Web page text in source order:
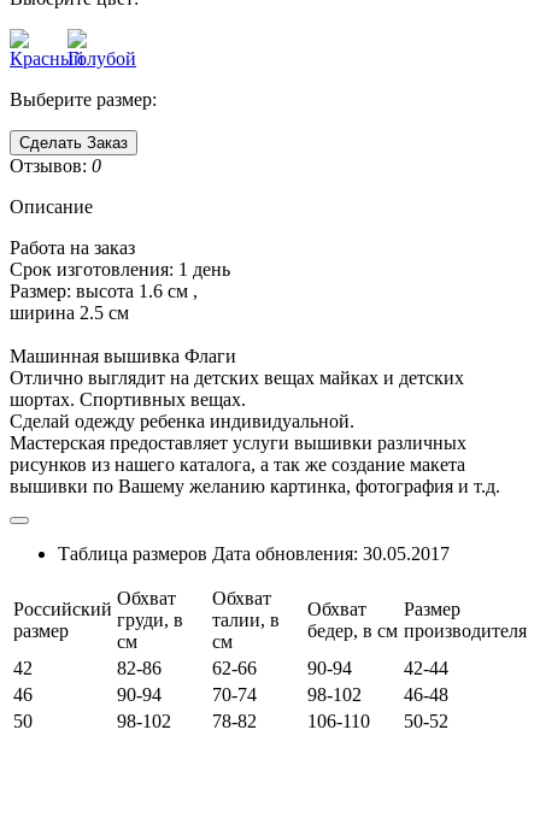
Выберите размер:
Сделать Заказ
Отзывов: 0
Описание
Работа на заказ
Срок изготовления: 1 день
Размер: высота 1.6 см ,
ширина 2.5 см
Машинная вышивка Флаги
Отлично выглядит на детских вещах майках и детских
шортах. Спортивных вещах.
Сделай одежду ребенка индивидуальной.
Мастерская предоставляет услуги вышивки различных
рисунков из нашего каталога, а так же создание макета
вышивки по Вашему желанию картинка, фотография и т.д.
Таблица размеров Дата обновления: 30.05.2017
Российский
размер
Обхват
груди, в
см
Обхват
талии, в
см
Обхват
бедер, в см
Размер
производителя
42
82-86 62-66 90-94
42-44
46
90-94 70-74 98-102
46-48
50
98-102 78-82 106-110 50-52